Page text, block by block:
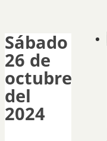
Sábado
26 de
octubre
del
2024